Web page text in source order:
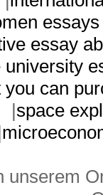
essays
essay
university
you can
|space
unserem